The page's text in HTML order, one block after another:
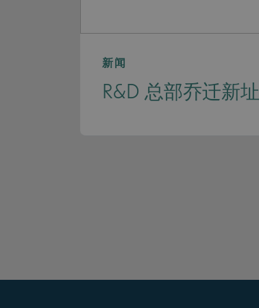
新闻
R&D 总部乔迁新址